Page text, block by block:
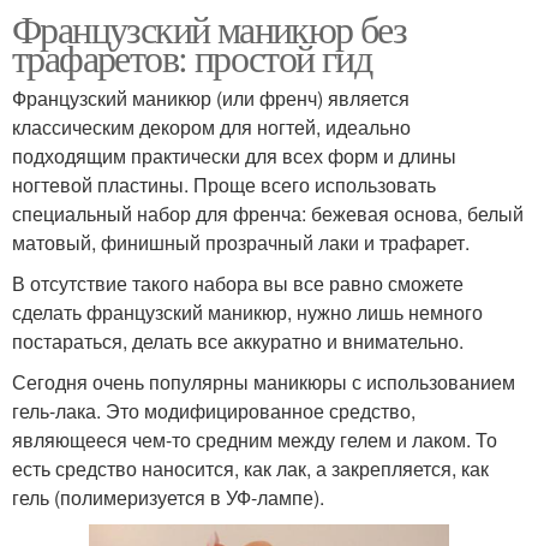
Французский маникюр без
трафаретов: простой гид
Французский маникюр (или френч) является
классическим декором для ногтей, идеально
подходящим практически для всех форм и длины
ногтевой пластины. Проще всего использовать
специальный набор для френча: бежевая основа, белый
матовый, финишный прозрачный лаки и трафарет.
В отсутствие такого набора вы все равно сможете
сделать французский маникюр, нужно лишь немного
постараться, делать все аккуратно и внимательно.
Сегодня очень популярны маникюры с использованием
гель-лака. Это модифицированное средство,
являющееся чем-то средним между гелем и лаком. То
есть средство наносится, как лак, а закрепляется, как
гель (полимеризуется в УФ-лампе).